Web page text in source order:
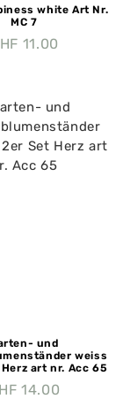
white Art Nr.
MC 7
11.00
und
weiss
art nr. Acc 65
14.00